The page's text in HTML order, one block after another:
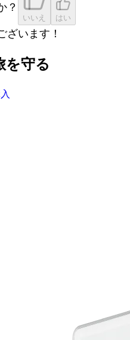
？
いいえ はい
ざいます！
を守る